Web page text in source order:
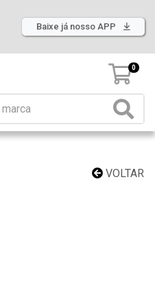
Baixe já nosso APP
0
VOLTAR